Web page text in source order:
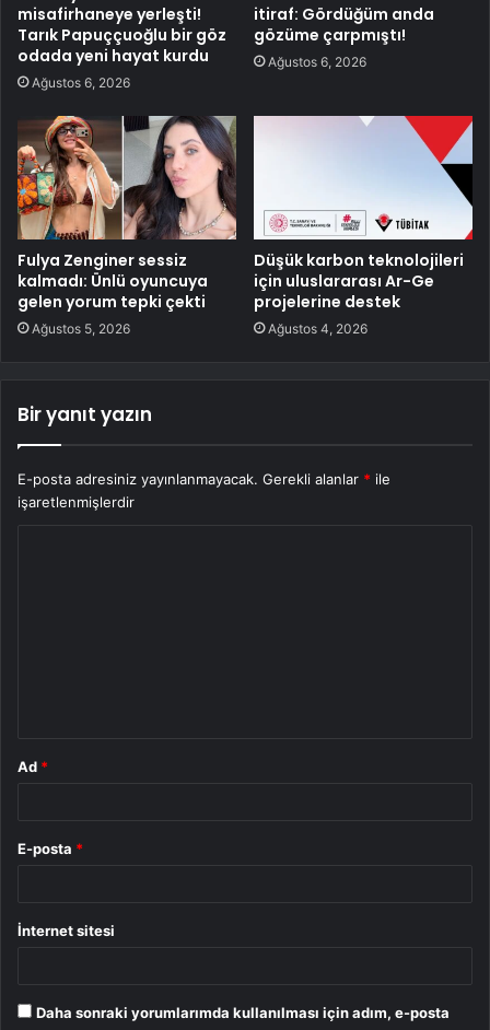
misafirhaneye yerleşti!
Tarık Papuççuoğlu bir göz
odada yeni hayat kurdu
Ağustos 6, 2026
itiraf: Gördüğüm anda
gözüme çarpmıştı!
Ağustos 6, 2026
Fulya Zenginer sessiz
kalmadı: Ünlü oyuncuya
gelen yorum tepki çekti
Ağustos 5, 2026
Düşük karbon teknolojileri
için uluslararası Ar-Ge
projelerine destek
Ağustos 4, 2026
Bir yanıt yazın
E-posta adresiniz yayınlanmayacak. Gerekli alanlar * ile
işaretlenmişlerdir
Ad *
E-posta *
İnternet sitesi
Daha sonraki yorumlarımda kullanılması için adım, e-posta